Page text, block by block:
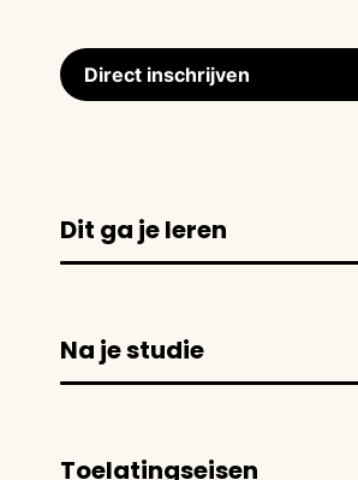
Direct inschrijven
Dit ga je leren
Na je studie
Toelatingseisen